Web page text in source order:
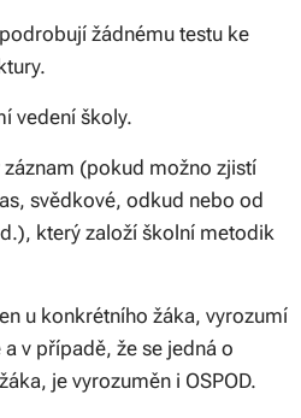
žádnému testu ke
vedení školy.
(pokud možno zjistí
svědkové, odkud nebo od
který založí školní metodik
u konkrétního žáka, vyrozumí
v případě, že se jedná o
je vyrozuměn i OSPOD.